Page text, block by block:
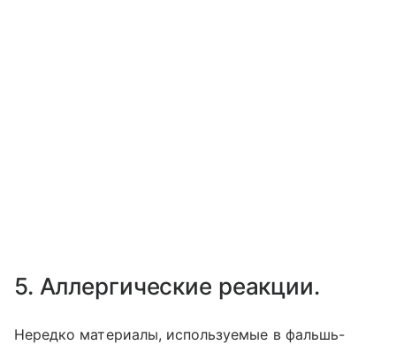
5. Аллергические реакции.
Нередко материалы, используемые в фальшь-